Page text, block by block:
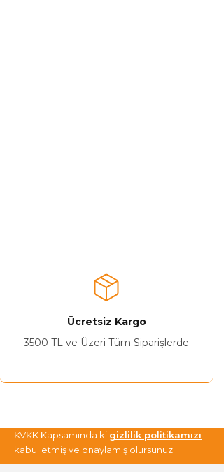
Ücretsiz Kargo
3500 TL ve Üzeri Tüm Siparişlerde
KVKK Kapsamında ki gizlilik politikamızı
kabul etmiş ve onaylamış olursunuz.